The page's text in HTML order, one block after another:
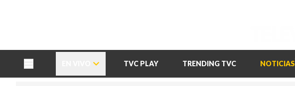
TVC PLAY TRENDING TVC NOTICIAS